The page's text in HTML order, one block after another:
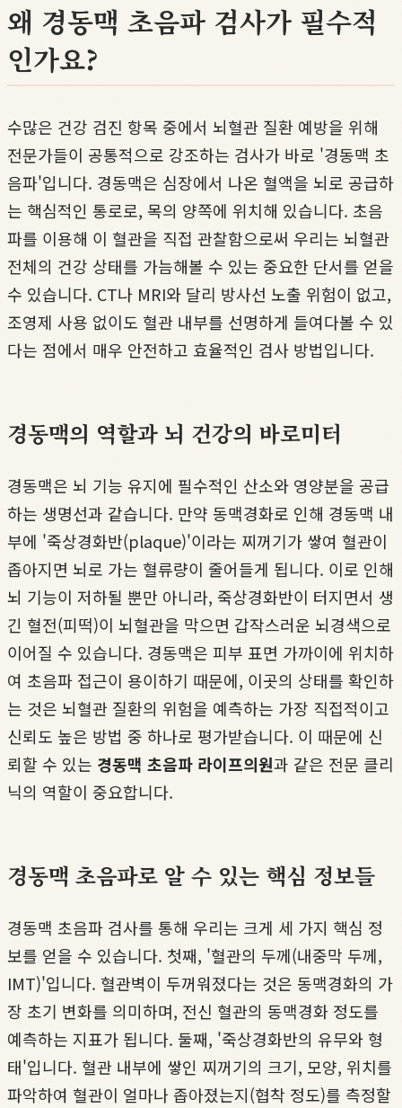
왜 경동맥 초음파 검사가 필수적
인가요?
수많은 건강 검진 항목 중에서 뇌혈관 질환 예방을 위해
전문가들이 공통적으로 강조하는 검사가 바로 '경동맥 초
음파'입니다. 경동맥은 심장에서 나온 혈액을 뇌로 공급하
는 핵심적인 통로로, 목의 양쪽에 위치해 있습니다. 초음
파를 이용해 이 혈관을 직접 관찰함으로써 우리는 뇌혈관
전체의 건강 상태를 가늠해볼 수 있는 중요한 단서를 얻을
수 있습니다. CT나 MRI와 달리 방사선 노출 위험이 없고,
조영제 사용 없이도 혈관 내부를 선명하게 들여다볼 수 있
다는 점에서 매우 안전하고 효율적인 검사 방법입니다.
경동맥의 역할과 뇌 건강의 바로미터
경동맥은 뇌 기능 유지에 필수적인 산소와 영양분을 공급
하는 생명선과 같습니다. 만약 동맥경화로 인해 경동맥 내
부에 '죽상경화반(plaque)'이라는 찌꺼기가 쌓여 혈관이
좁아지면 뇌로 가는 혈류량이 줄어들게 됩니다. 이로 인해
뇌 기능이 저하될 뿐만 아니라, 죽상경화반이 터지면서 생
긴 혈전(피떡)이 뇌혈관을 막으면 갑작스러운 뇌경색으로
이어질 수 있습니다. 경동맥은 피부 표면 가까이에 위치하
여 초음파 접근이 용이하기 때문에, 이곳의 상태를 확인하
는 것은 뇌혈관 질환의 위험을 예측하는 가장 직접적이고
신뢰도 높은 방법 중 하나로 평가받습니다. 이 때문에 신
뢰할 수 있는 경동맥 초음파 라이프의원과 같은 전문 클리
닉의 역할이 중요합니다.
경동맥 초음파로 알 수 있는 핵심 정보들
경동맥 초음파 검사를 통해 우리는 크게 세 가지 핵심 정
보를 얻을 수 있습니다. 첫째, '혈관의 두께(내중막 두께,
IMT)'입니다. 혈관벽이 두꺼워졌다는 것은 동맥경화의 가
장 초기 변화를 의미하며, 전신 혈관의 동맥경화 정도를
예측하는 지표가 됩니다. 둘째, '죽상경화반의 유무와 형
태'입니다. 혈관 내부에 쌓인 찌꺼기의 크기, 모양, 위치를
파악하여 혈관이 얼마나 좁아졌는지(협착 정도)를 측정할